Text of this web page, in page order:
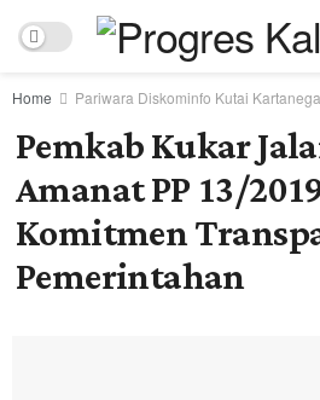
Home Pariwara Diskominfo Kutai
Pemkab Kukar
Amanat PP 13/
Komitmen
Pemerintahan